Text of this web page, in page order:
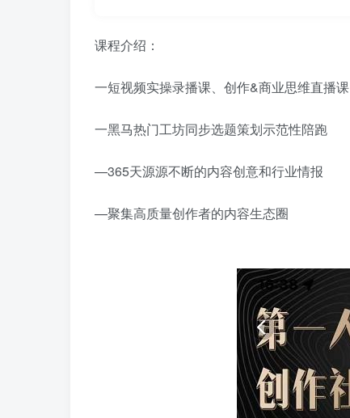
课程介绍：
一短视频实操录播课、创作&商业思维直播课
一黑马热门工坊同步选题策划示范性陪跑
—365天源源不断的内容创意和行业情报
—聚集高质量创作者的内容生态圈